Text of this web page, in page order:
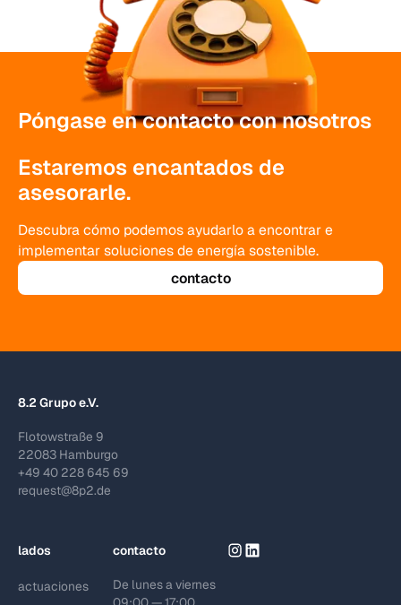
Póngase en contacto con nosotros
Estaremos encantados de
asesorarle.
Descubra cómo podemos ayudarlo a encontrar e
implementar soluciones de energía sostenible.
contacto
8.2 Grupo e.V.
Flotowstraße 9
22083 Hamburgo
+49 40 228 645 69
request@8p2.de
lados
actuaciones
contacto
De lunes a viernes